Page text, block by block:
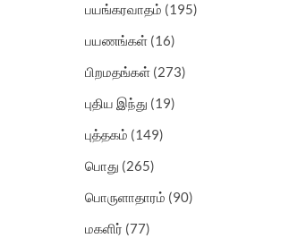
பயங்கரவாதம் (195)
பயணங்கள் (16)
பிறமதங்கள் (273)
புதிய இந்து (19)
புத்தகம் (149)
பொது (265)
பொருளாதாரம் (90)
மகளிர் (77)